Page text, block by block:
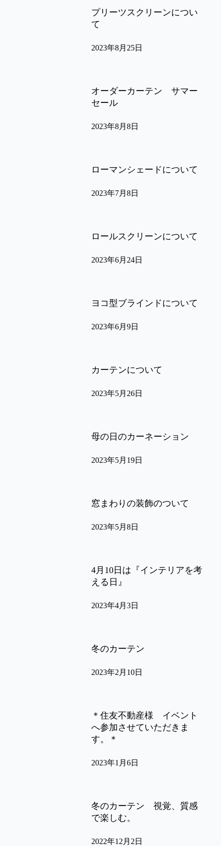
プリーツスクリーンについ
て
2023年8月25日
オーダーカーテン サマー
セール
2023年8月8日
ローマンシェードについて
2023年7月8日
ロールスクリーンについて
2023年6月24日
ヨコ型ブラインドについて
2023年6月9日
カーテンについて
2023年5月26日
母の日のカーネーション
2023年5月19日
窓まわりの装飾のついて
2023年5月8日
4月10日は『インテリアを考
える日』
2023年4月3日
冬のカーテン
2023年2月10日
＊住友不動産様 イベント
へ参加させていただきま
す。＊
2023年1月6日
冬のカーテン 視覚、質感
で楽しむ。
2022年12月2日